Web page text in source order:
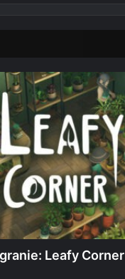
Leafy Corner